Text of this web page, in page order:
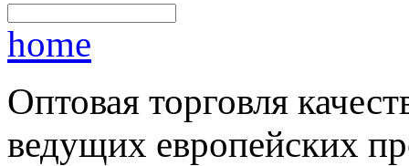
home
Оптовая торговля
ведущих европейских